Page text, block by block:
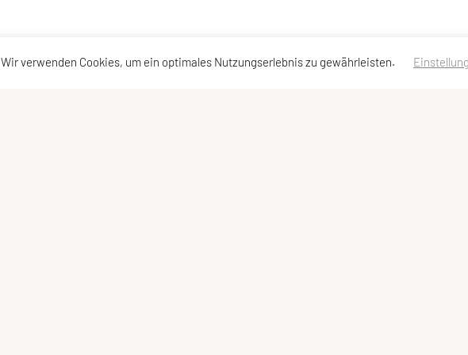
Wir verwenden Cookies, um ein optimales Nutzungserlebnis zu gewährleisten.